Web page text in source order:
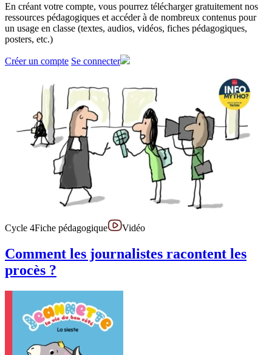
En créant votre compte, vous pourrez télécharger gratuitement nos
ressources pédagogiques et accéder à de nombreux contenus pour
un usage en classe (textes, audios, vidéos, fiches pédagogiques,
posters, etc.)
Créer un compte Se connecter
Cycle 4Fiche pédagogique Vidéo
Comment les journalistes racontent les
procès ?